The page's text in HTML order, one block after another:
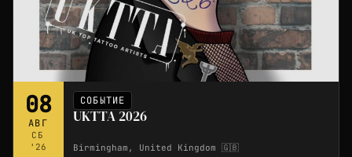
08
АВГ
СБ
'26
СОБЫТИЕ
UKTTA 2026
Birmingham, United Kingdom 🇬🇧